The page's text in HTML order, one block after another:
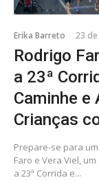
Erika Barreto 23
Rodrigo
a 23ª
Caminhe e
Crianças
Prepare-se para
Faro e Vera Viel,
a 23ª Corrida e...